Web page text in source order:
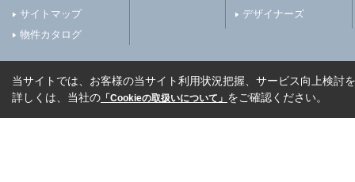
サイトマップ
物件カタログ
デザイナーズ
当サイトでは、お客様の当サイト利用状況把握、サービス向上検討
詳しくは、当社の 「Cookieの取扱いについて」 をご確認ください。